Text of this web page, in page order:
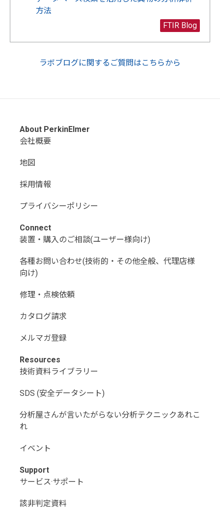
方法
FTIR Blog
ラボブログに関するご質問はこちらから
About PerkinElmer
会社概要
地図
採用情報
プライバシーポリシー
Connect
装置・購入のご相談(ユーザー様向け)
各種お問い合わせ(技術的・その他全般、代理店様
向け)
修理・点検依頼
カタログ請求
メルマガ登録
Resources
技術資料ライブラリー
SDS (安全データシート)
分析屋さんが言いたがらない分析テクニックあれこ
れ
イベント
Support
サービス·サポート
該非判定資料